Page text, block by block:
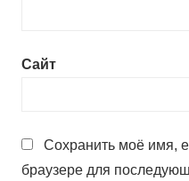
Сайт
Сохранить моё имя,
браузере для